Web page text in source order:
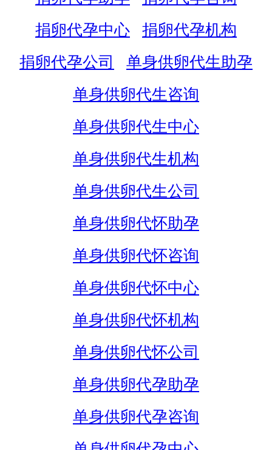
捐卵代孕中心
捐卵代孕机构
捐卵代孕公司
单身供卵代生助孕
单身供卵代生咨询
单身供卵代生中心
单身供卵代生机构
单身供卵代生公司
单身供卵代怀助孕
单身供卵代怀咨询
单身供卵代怀中心
单身供卵代怀机构
单身供卵代怀公司
单身供卵代孕助孕
单身供卵代孕咨询